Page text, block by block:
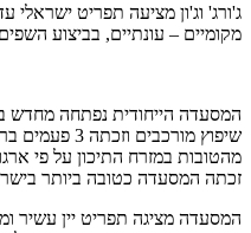
ג'ורג' וג'ון מציעה תפריט ישראלי
מקומיים – עונתיים, בביצוע
מהטובות במזרח התיכון על פי ארגון
זכתה המסעדה כטובה ביותר